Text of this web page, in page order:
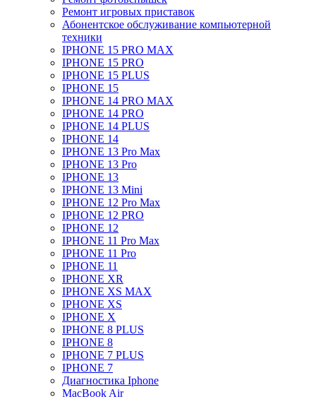
Ремонт игровых приставок
Абонентское обслуживание компьютерной
техники
IPHONE 15 PRO MAX
IPHONE 15 PRO
IPHONE 15 PLUS
IPHONE 15
IPHONE 14 PRO MAX
IPHONE 14 PRO
IPHONE 14 PLUS
IPHONE 14
IPHONE 13 Pro Max
IPHONE 13 Pro
IPHONE 13
IPHONE 13 Mini
IPHONE 12 Pro Max
IPHONE 12 PRO
IPHONE 12
IPHONE 11 Pro Max
IPHONE 11 Pro
IPHONE 11
IPHONE XR
IPHONE XS MAX
IPHONE XS
IPHONE X
IPHONE 8 PLUS
IPHONE 8
IPHONE 7 PLUS
IPHONE 7
Диагностика Iphone
MacBook Air